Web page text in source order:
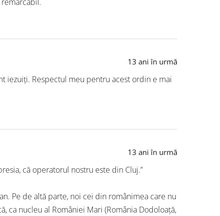
13 ani în urmă
iezuiți. Respectul meu pentru acest ordin e mai
13 ani în urmă
că operatorul nostru este din Cluj.”
Pe de altă parte, noi cei din românimea care nu
ca nucleu al României Mari (România Dodoloață,